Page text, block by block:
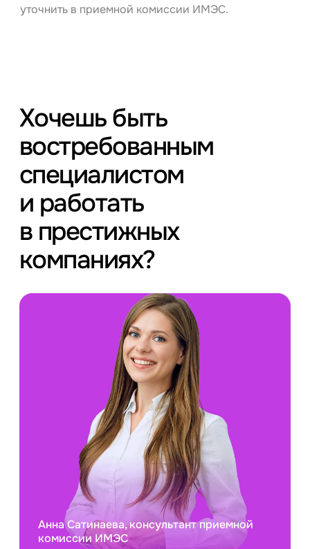
уточнить в приемной комиссии ИМЭС.
Хочешь быть
востребованным
специалистом
и работать
в престижных
компаниях?
Анна Сатинаева, консультант приемной
комиссии ИМЭС